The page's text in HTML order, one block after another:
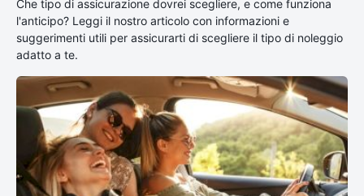
Che tipo di assicurazione dovrei scegliere, e come funziona
l'anticipo? Leggi il nostro articolo con informazioni e
suggerimenti utili per assicurarti di scegliere il tipo di noleggio
adatto a te.